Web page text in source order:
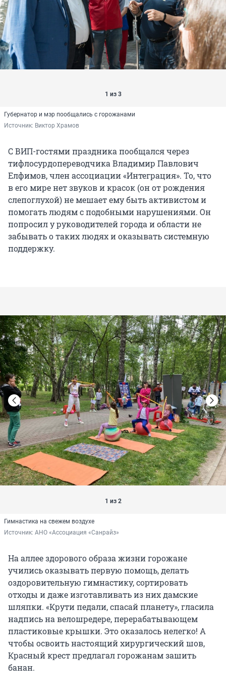
1 из 3
Губернатор и мэр пообщались с горожанами
Источник: Виктор Храмов
С ВИП-гостями праздника пообщался через
тифлосурдопереводчика Владимир Павлович
Елфимов, член ассоциации «Интеграция». То, что
в его мире нет звуков и красок (он от рождения
слепоглухой) не мешает ему быть активистом и
помогать людям с подобными нарушениями. Он
попросил у руководителей города и области не
забывать о таких людях и оказывать системную
поддержку.
1 из 2
Гимнастика на свежем воздухе
Источник: АНО «Ассоциация «Санрайз»
На аллее здорового образа жизни горожане
учились оказывать первую помощь, делать
оздоровительную гимнастику, сортировать
отходы и даже изготавливать из них дамские
шляпки. «Крути педали, спасай планету», гласила
надпись на велошредере, перерабатывающем
пластиковые крышки. Это оказалось нелегко! А
чтобы освоить настоящий хирургический шов,
Красный крест предлагал горожанам зашить
банан.